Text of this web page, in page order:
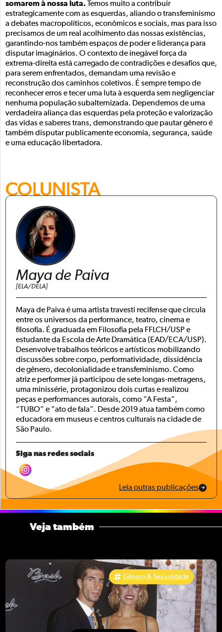
somarem à nossa luta. Temos muito a contribuir
estrategicamente com as esquerdas, aliando o transfeminismo
a debates macropolíticos, econômicos e sociais, mas para isso
precisamos de um real acolhimento das nossas existências,
garantindo-nos também espaços de poder e liderança para
disputar imaginários. O contexto de inegável força da
extrema-direita está carregado de contradições e desafios que,
para serem enfrentados, demandam uma revisão e
reconstrução dos caminhos coletivos. É sempre tempo de
reconhecer erros e tecer uma luta à esquerda sem negligenciar
nenhuma população subalternizada. Dependemos de uma
verdadeira aliança das esquerdas pela proteção e valorização
das vidas e saberes trans, demonstrando que pautar gênero é
também disputar publicamente economia, segurança, saúde
e uma educação libertadora.
COLUNISTA
Maya de Paiva
[ELA/DELA]
Maya de Paiva é uma artista travesti recifense que circula
entre os universos da performance, teatro, cinema e
filosofia. É graduada em Filosofia pela FFLCH/USP e
estudante da Escola de Arte Dramática (EAD/ECA/USP).
Desenvolve trabalhos teóricos e artísticos mobilizando
discussões sobre corpo, performatividade, dissidência
de gênero, decolonialidade e transfeminismo. Como
atriz e performer já participou de sete longas-metragens,
uma minissérie, protagonizou dois curtas e realizou
peças e performances autorais, como “A Festa”,
“TUBO” e “ato de fala”. Desde 2019 atua também como
educadora em museus e centros culturais na cidade de
São Paulo.
Siga nas redes sociais
Leia outras publicações
Veja também
Gênero & Sexualidade